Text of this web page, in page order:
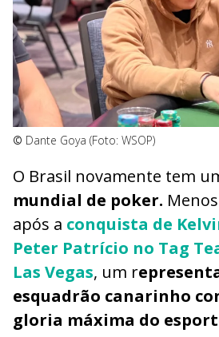
© Dante Goya (Foto: WSOP)
O Brasil novamente tem
mundial de poker.
após a conquista de
Peter Patrício no Tag
Las Vegas, um r
esquadrão canarinho
gloria máxima do